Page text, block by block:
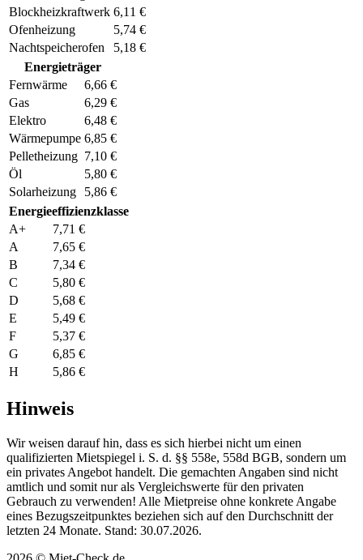
Blockheizkraftwerk 6,11 €
Ofenheizung
5,74 €
Nachtspeicherofen
5,18 €
Energieträger
Fernwärme
6,66 €
Gas
6,29 €
Elektro
6,48 €
Wärmepumpe 6,85 €
Pelletheizung 7,10 €
Öl
5,80 €
Solarheizung
5,86 €
Energieeffizienzklasse
A+
7,71 €
A
7,65 €
B
7,34 €
C
5,80 €
D
5,68 €
E
5,49 €
F
5,37 €
G
6,85 €
H
5,86 €
Hinweis
Wir weisen darauf hin, dass es sich hierbei nicht um einen
qualifizierten Mietspiegel i. S. d. §§ 558e, 558d BGB, sondern um
ein privates Angebot handelt. Die gemachten Angaben sind nicht
amtlich und somit nur als Vergleichswerte für den privaten
Gebrauch zu verwenden! Alle Mietpreise ohne konkrete Angabe
eines Bezugszeitpunktes beziehen sich auf den Durchschnitt der
letzten 24 Monate. Stand: 30.07.2026.